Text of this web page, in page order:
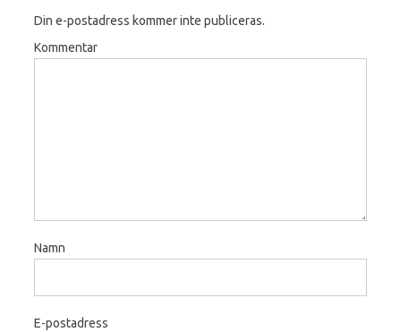
Din e-postadress kommer inte publiceras.
Kommentar
Namn
E-postadress